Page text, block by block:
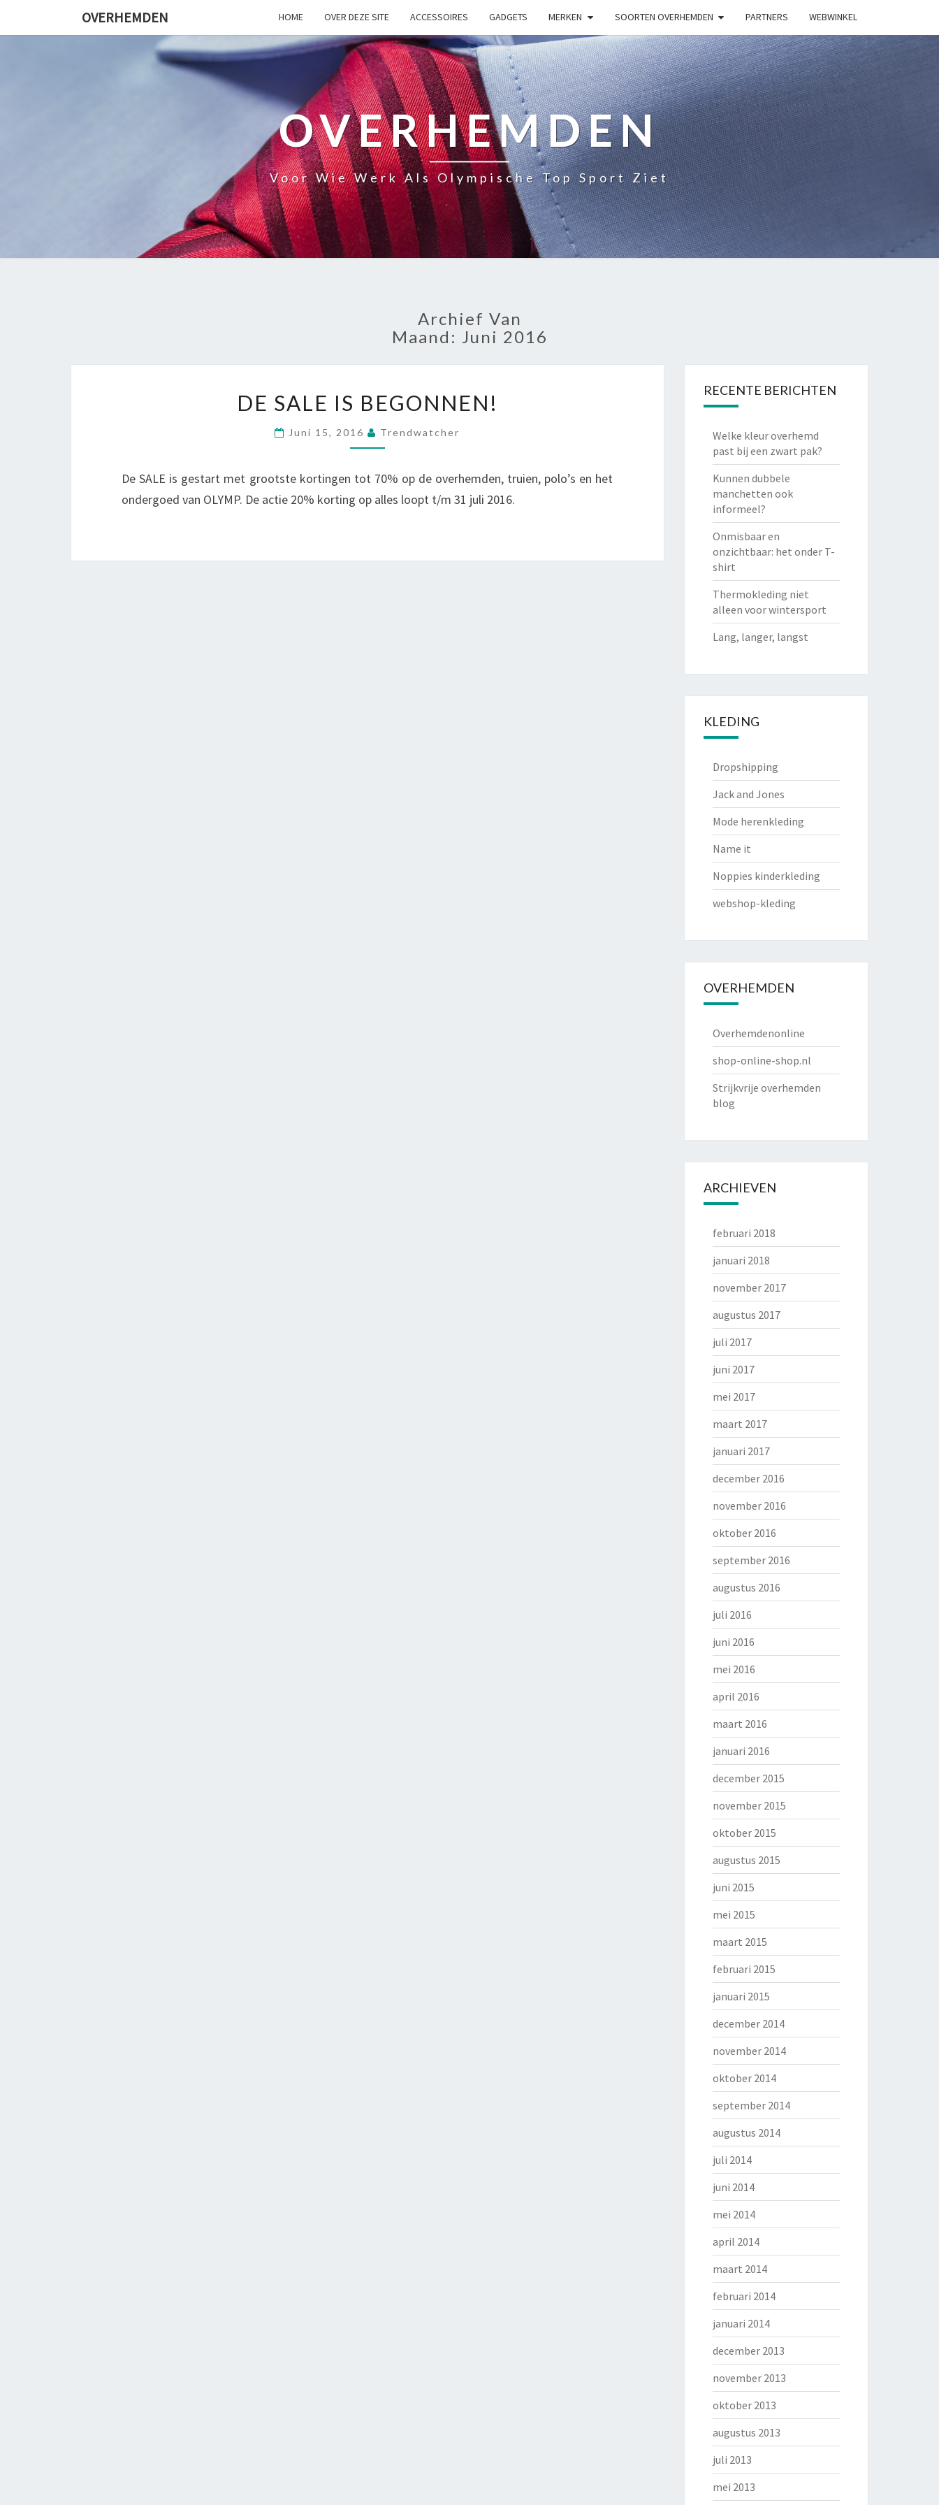
OVERHEMDEN HOME OVER DEZE SITE ACCESSOIRES GADGETS MERKEN SOORTEN OVERHEMDEN PARTNERS WEBWINKEL
OVERHEMDEN
Voor Wie Werk Als Olympische Top Sport Ziet
Archief Van
Maand: Juni 2016
SALE
BEGONNEN!
DE SALE IS BEGONNEN!
Juni 15, 2016 Trendwatcher
De SALE is gestart met grootste kortingen tot 70% op de overhemden, truien, polo’s en het
ondergoed van OLYMP. De actie 20% korting op alles loopt t/m 31 juli 2016.
RECENTE BERICHTEN
Welke kleur overhemd
past bij een zwart pak?
Kunnen dubbele
manchetten ook
informeel?
Onmisbaar en
onzichtbaar: het onder T-
shirt
Thermokleding niet
alleen voor wintersport
Lang, langer, langst
KLEDING
Dropshipping
Jack and Jones
Mode herenkleding
Name it
Noppies kinderkleding
webshop-kleding
OVERHEMDEN
Overhemdenonline
shop-online-shop.nl
Strijkvrije overhemden
blog
ARCHIEVEN
februari 2018
januari 2018
november 2017
augustus 2017
juli 2017
juni 2017
mei 2017
maart 2017
januari 2017
december 2016
november 2016
oktober 2016
september 2016
augustus 2016
juli 2016
juni 2016
mei 2016
april 2016
maart 2016
januari 2016
december 2015
november 2015
oktober 2015
augustus 2015
juni 2015
mei 2015
maart 2015
februari 2015
januari 2015
december 2014
november 2014
oktober 2014
september 2014
augustus 2014
juli 2014
juni 2014
mei 2014
april 2014
maart 2014
februari 2014
januari 2014
december 2013
november 2013
oktober 2013
augustus 2013
juli 2013
mei 2013